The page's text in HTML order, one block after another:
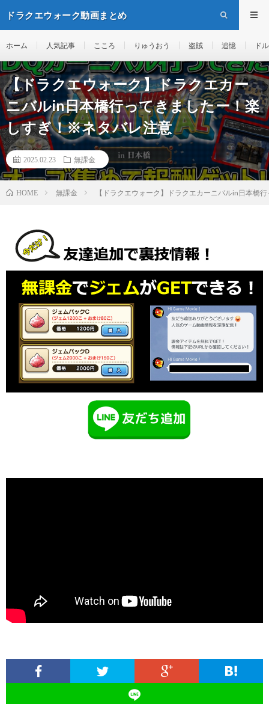
ドラクエウォーク動画まとめ
ホーム 人気記事 こころ りゅうおう 盗賊 追憶 ド
【ドラクエウォーク】ドラクエカー
ニバルin日本橋行ってきましたー！楽
しすぎ！※ネタバレ注意
2025.02.23 無課金
HOME 無課金 【ドラクエウォーク】ドラクエカーニバルin日本橋